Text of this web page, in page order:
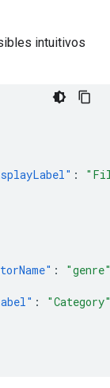
intuitivos
:
:
: